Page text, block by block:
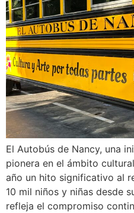
El Autobús de Nancy, una
pionera en el ámbito
año un hito significativo al
10 mil niños y niñas desde
refleja el compromiso